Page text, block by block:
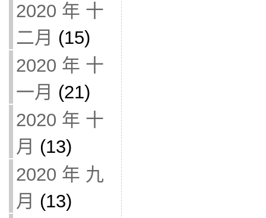
2020 年 十
二月 (15)
2020 年 十
一月 (21)
2020 年 十
月 (13)
2020 年 九
月 (13)